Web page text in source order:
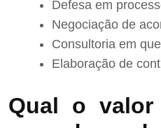
Defesa em
Negociação de
Consultoria em
Elaboração de
Qual o